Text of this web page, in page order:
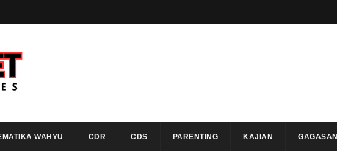
WAHYU CDR CDS PARENTING KAJIAN GAGASAN